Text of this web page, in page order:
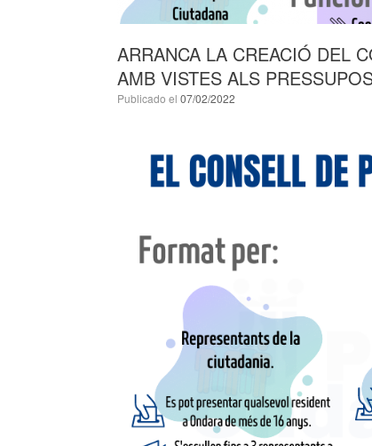
ARRANCA LA CREACIÓ DEL
AMB VISTES ALS
Publicado el 07/02/2022